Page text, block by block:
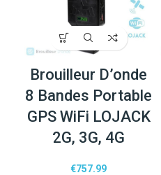
Brouilleur D’onde
8 Bandes Portable
GPS WiFi LOJACK
2G, 3G, 4G
€757.99